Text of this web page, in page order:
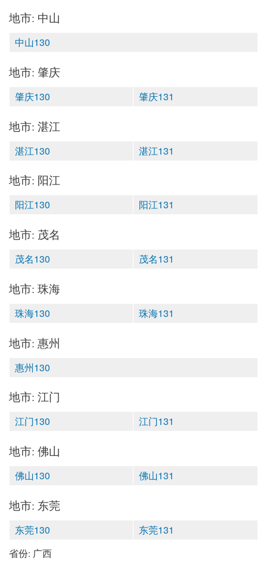
地市: 中山
中山130
地市: 肇庆
肇庆130 肇庆131
地市: 湛江
湛江130 湛江131
地市: 阳江
阳江130 阳江131
地市: 茂名
茂名130 茂名131
地市: 珠海
珠海130 珠海131
地市: 惠州
惠州130
地市: 江门
江门130 江门131
地市: 佛山
佛山130 佛山131
地市: 东莞
东莞130 东莞131
省份: 广西